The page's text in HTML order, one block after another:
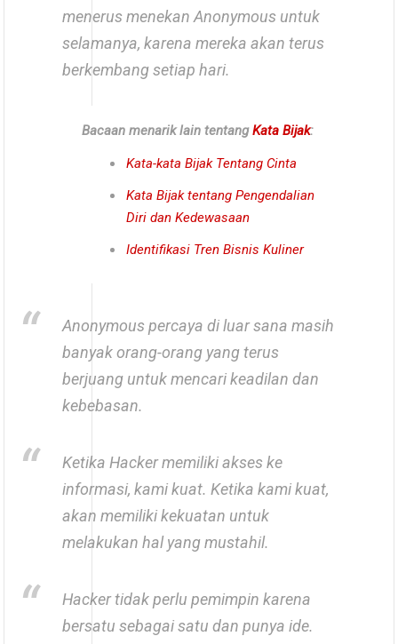
menerus menekan Anonymous untuk
selamanya, karena mereka akan terus
berkembang setiap hari.
Bacaan menarik lain tentangKata Bijak:
Kata-kata Bijak Tentang Cinta
Kata Bijak tentang Pengendalian
Diri dan Kedewasaan
Identifikasi Tren Bisnis Kuliner
Anonymous percaya di luar sana masih
banyak orang-orang yang terus
berjuang untuk mencari keadilan dan
kebebasan.
Ketika Hacker memiliki akses ke
informasi, kami kuat. Ketika kami kuat,
akan memiliki kekuatan untuk
melakukan hal yang mustahil.
Hacker tidak perlu pemimpin karena
bersatu sebagai satu dan punya ide.